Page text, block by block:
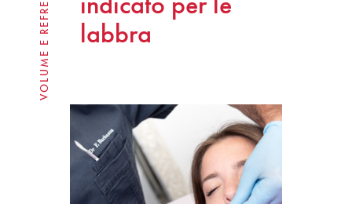
VOLUME E REFRESHING
labbra